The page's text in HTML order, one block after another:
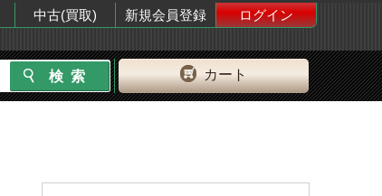
中古(買取) 新規会員登録
ログイン
カート